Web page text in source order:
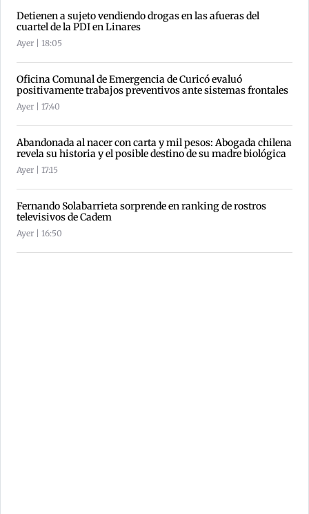
Detienen a sujeto vendiendo drogas en las afueras del
cuartel de la PDI en Linares
Ayer | 18:05
Oficina Comunal de Emergencia de Curicó evaluó
positivamente trabajos preventivos ante sistemas frontales
Ayer | 17:40
Abandonada al nacer con carta y mil pesos: Abogada chilena
revela su historia y el posible destino de su madre biológica
Ayer | 17:15
Fernando Solabarrieta sorprende en ranking de rostros
televisivos de Cadem
Ayer | 16:50